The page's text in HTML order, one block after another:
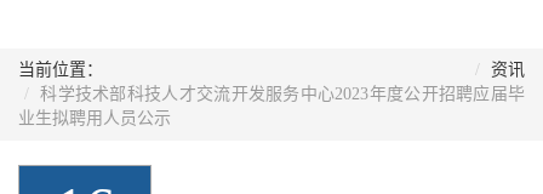
当前位置：
资讯
科学技术部科技人才交流开发服务中心2023年度公开招聘应届毕
业生拟聘用人员公示